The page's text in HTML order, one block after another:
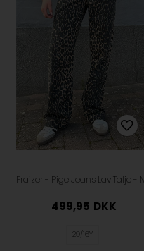
499,95 DKK
29/16Y